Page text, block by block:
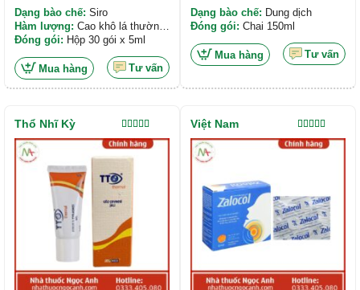
Dạng bào chế: Siro
Hàm lượng: Cao khô lá thường
xuân 35mg, Tinh dầu tràm
Tinh dầu húng chanh 0,25mg
Đóng gói: Hộp 30 gói x 5ml
Mua hàng Tư vấn
Dạng bào chế: Dung dịch
Đóng gói: Chai 150ml
Mua hàng Tư vấn
Được xếp
hạng5.00
sao
Thổ Nhĩ Kỳ
Được xếp
hạng5.00
Việt Nam